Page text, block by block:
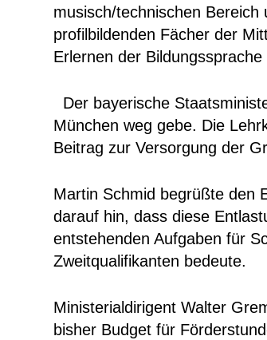
musisch/technischen
profilbildenden Fächer der
Erlernen der Bildungssprache
Der bayerische
München weg gebe. Die
Beitrag zur Versorgung der
Martin Schmid begrüßte den
darauf hin, dass diese
entstehenden Aufgaben für
Zweitqualifikanten bedeute.
Ministerialdirigent Walter
bisher Budget für